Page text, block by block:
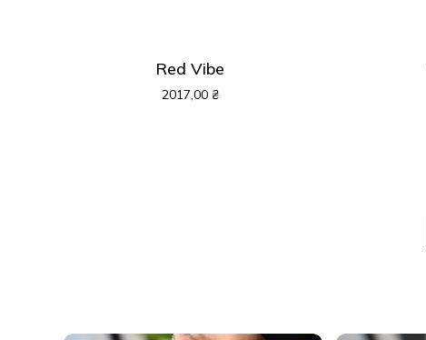
Red Vibe
2017,00 ₴